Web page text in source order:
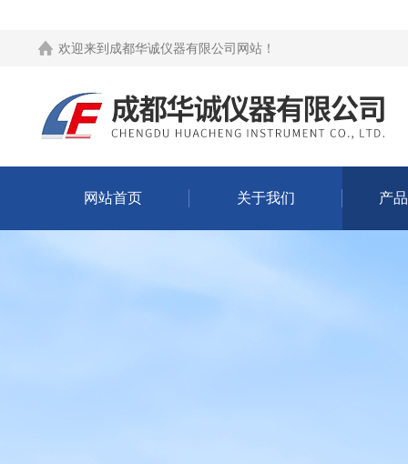
欢迎来到 成都华诚仪器有限公司网站 ！
网站首页 关于我们 产